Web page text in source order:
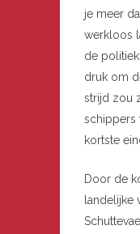
je meer
werkloos
de
druk om
strijd zou
schippers
kortste
Door de
landelijke